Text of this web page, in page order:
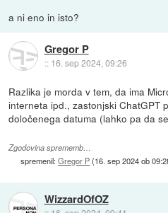
a ni eno in isto?
Gregor P
:: 16. sep 2024, 09:26
Razlika je morda v tem, da ima
interneta ipd., zastonjski ChatGPT
določenega datuma (lahko pa da
Zgodovina sprememb…
spremenil:Gregor P(16. sep 2024 ob
WizzardOfOZ